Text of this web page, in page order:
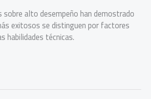
alto desempeño han demostrado
exitosos se distinguen por factores
habilidades técnicas.